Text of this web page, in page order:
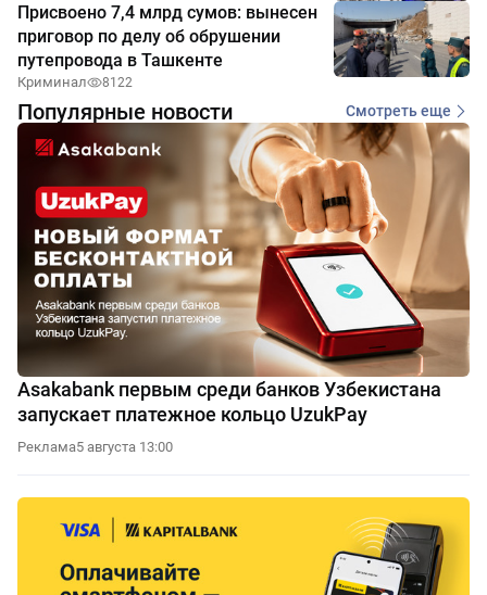
Присвоено 7,4 млрд сумов: вынесен
приговор по делу об обрушении
путепровода в Ташкенте
Криминал 8122
Популярные новости Смотреть еще
Asakabank первым среди банков Узбекистана
запускает платежное кольцо UzukPay
Реклама5 августа 13:00